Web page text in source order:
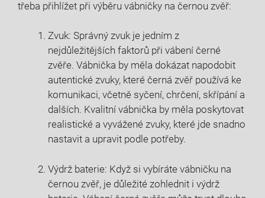
třeba přihlížet při výběru vábničky na černou zvěř:
Zvuk: Správný zvuk je jedním z
nejdůležitějších faktorů při vábení černé
zvěře. Vábnička by měla dokázat napodobit
autentické zvuky, které černá zvěř používá ke
komunikaci, včetně syčení, chrčení, skřípání a
dalších. Kvalitní vábnička by měla poskytovat
realistické a vyvážené zvuky, které jde snadno
nastavit a upravit podle potřeby.
Výdrž baterie: Když si vybíráte vábničku na
černou zvěř, je důležité zohlednit i výdrž